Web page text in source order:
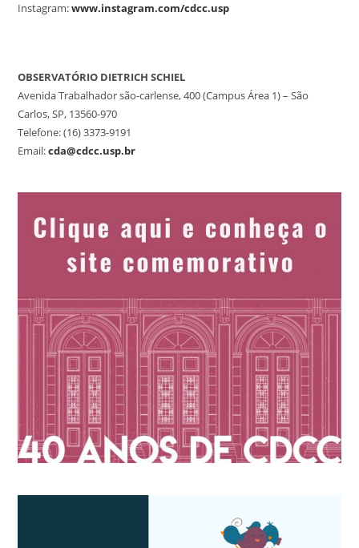
Instagram:www.instagram.com/cdcc.usp
OBSERVATÓRIO DIETRICH SCHIEL
Avenida Trabalhador são-carlense, 400 (Campus Área 1) – São
Carlos, SP, 13560-970
Telefone: (16) 3373-9191
Email:cda@cdcc.usp.br